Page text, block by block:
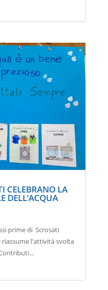
CELEBRANO LA
DELL’ACQUA
prime di Scrosati
l'attività svolta